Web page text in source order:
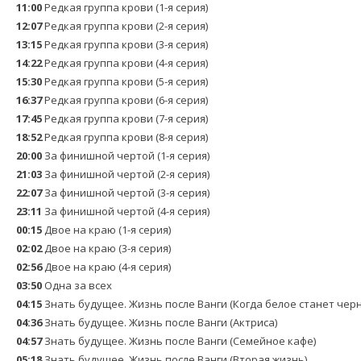
11:00Pедкая грyппа крови (1-я серия)
12:07Pедкая грyппа крови (2-я серия)
13:15Pедкая грyппа крови (3-я серия)
14:22Pедкая грyппа крови (4-я серия)
15:30Pедкая грyппа крови (5-я серия)
16:37Pедкая грyппа крови (6-я серия)
17:45Pедкая грyппа крови (7-я серия)
18:52Pедкая грyппа крови (8-я серия)
20:00 За финишной чертой (1-я серия)
21:03 За финишной чертой (2-я серия)
22:07За финишной чертой (3-я серия)
23:11 За финишной чертой (4-я серия)
00:15Двое на краю (1-я серия)
02:02Двое на краю (3-я серия)
02:56Двое на краю (4-я серия)
03:50 Одна за всех
04:15 Знать будущее. Жизнь после Ванги (Когда белое станет
04:36Знать будущее. Жизнь после Ванги (Актриса)
04:57Знать будущее. Жизнь после Ванги (Семейное кафе)